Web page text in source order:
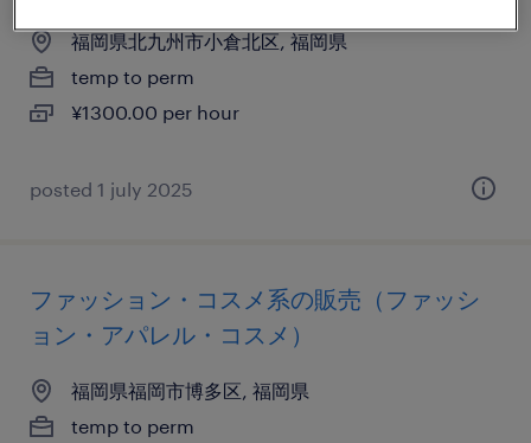
福岡県北九州市小倉北区, 福岡県
temp to perm
¥1300.00 per hour
posted 1 july 2025
ファッション・コスメ系の販売（ファッシ
ョン・アパレル・コスメ）
福岡県福岡市博多区, 福岡県
temp to perm